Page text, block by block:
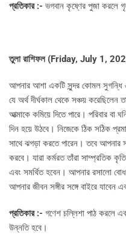
প্রতিকার :- ভগবান কৃষ্ণের পুজা করলে
তুলা রাশিফল (Friday, July 1,
আপনার আশা একটি সুন্দর কোমল
যে অর্থ দীর্ঘকাল থেকে সঞ্চয়
আত্মাকে কমিয়ে দিতে পারে। পরিবার বা
দিন হয়ে উঠবে। নিজেকে ঠিক সঠিক
সাথে ঝগড়া করতে পারেন। তবে আপনার
করবে। যারা কর্মরত তাঁরা সাম্প্রতিক
এবং সমর্থিত হবেন। আপনার রসালো
আপনার জীবন সঙ্গীর সঙ্গে বাইরে
প্রতিকার :- গণেশ চল্লিশা পাঠ করলে
উন্নতি হবে।